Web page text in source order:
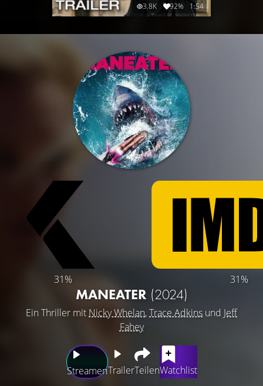
3.8K 92% 1:54
31% 31%
MANEATER (2024)
Ein Thriller mit Nicky Whelan,Trace Adkins und Jeff
Fahey
StreamenTrailerTeilenWatchlist